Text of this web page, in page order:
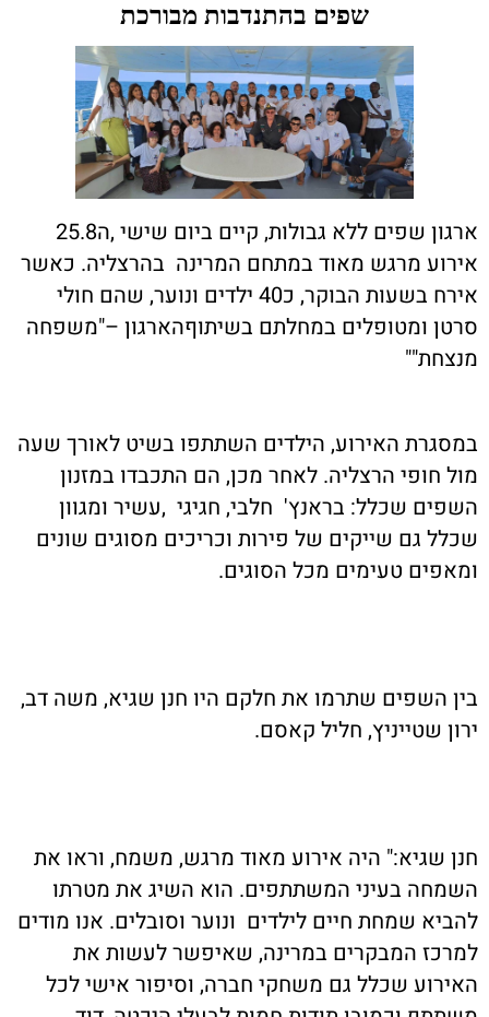
שפים בהתנדבות מבורכת
ארגון שפים ללא גבולות, קיים ביום שישי ,ה25.8
אירוע מרגש מאוד במתחם המרינה בהרצליה. כאשר
אירח בשעות הבוקר, כ40 ילדים ונוער, שהם חולי
סרטן ומטופלים במחלתם בשיתוףהארגון –"משפחה
מנצחת""
במסגרת האירוע, הילדים השתתפו בשיט לאורך שעה
מול חופי הרצליה. לאחר מכן, הם התכבדו במזנון
השפים שכלל: בראנץ' חלבי, חגיגי ,עשיר ומגוון
שכלל גם שייקים של פירות וכריכים מסוגים שונים
ומאפים טעימים מכל הסוגים.
בין השפים שתרמו את חלקם היו חנן שגיא, משה דב,
ירון שטייניץ, חליל קאסם.
חנן שגיא:" היה אירוע מאוד מרגש, משמח, וראו את
השמחה בעיני המשתתפים. הוא השיג את מטרתו
להביא שמחת חיים לילדים ונוער וסובלים. אנו מודים
למרכז המבקרים במרינה, שאיפשר לעשות את
האירוע שכלל גם משחקי חברה, וסיפור אישי לכל